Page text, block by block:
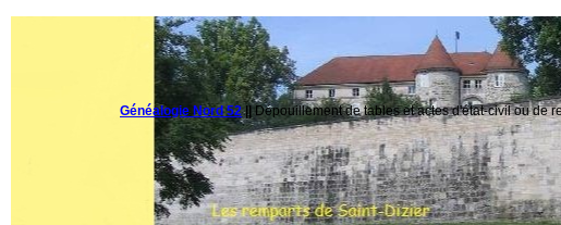
Généalogie Nord 52|| Dépouillement de tables et actes d'état-civil ou de